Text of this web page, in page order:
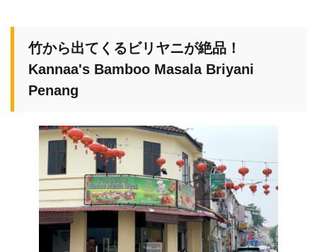
竹から出てくるビリヤニが絶品！
Kannaa's Bamboo Masala Briyani
Penang